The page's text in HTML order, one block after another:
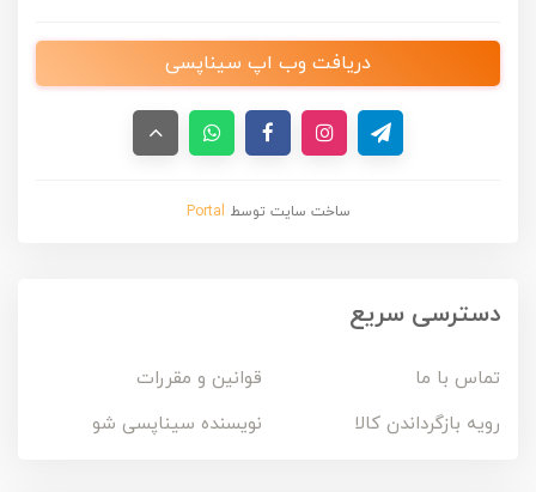
دریافت وب اپ سیناپسی
ساخت سایت توسط Portal
دسترسی سریع
تماس با ما
قوانین و مقررات
رویه بازگرداندن کالا
نویسنده سیناپسی شو